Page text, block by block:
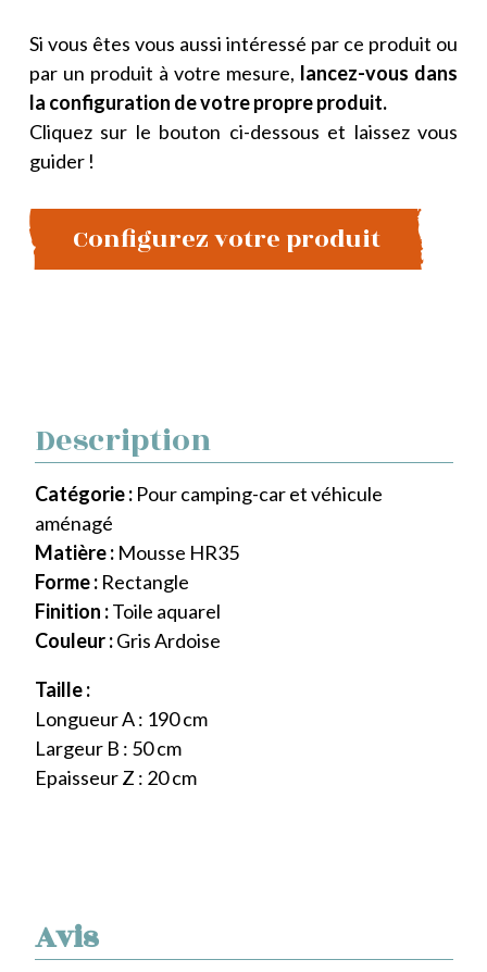
Si vous êtes vous aussi intéressé par ce produit ou
par un produit à votre mesure, lancez-vous dans
la configuration de votre propre produit.
Cliquez sur le bouton ci-dessous et laissez vous
guider !
Configurez votre produit
Avis
Description
Catégorie : Pour camping-car et véhicule
aménagé
Matière : Mousse HR35
Forme : Rectangle
Finition :Toile aquarel
Couleur :Gris Ardoise
Taille :
Longueur A : 190 cm
Largeur B : 50 cm
Epaisseur Z : 20 cm